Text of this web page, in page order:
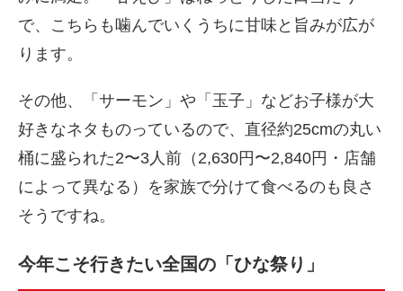
で、こちらも噛んでいくうちに甘味と旨みが広が
ります。
その他、「サーモン」や「玉子」などお子様が大
好きなネタものっているので、直径約25cmの丸い
桶に盛られた2〜3人前（2,630円〜2,840円・店舗
によって異なる）を家族で分けて食べるのも良さ
そうですね。
今年こそ行きたい全国の「ひな祭り」